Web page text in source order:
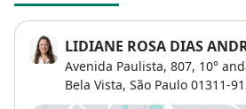
LIDIANE ROSA DIAS
Avenida Paulista, 807, 10°
Bela Vista, São Paulo 01311-